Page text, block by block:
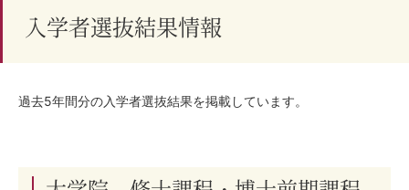
入学者選抜結果情報
過去5年間分の入学者選抜結果を掲載しています。